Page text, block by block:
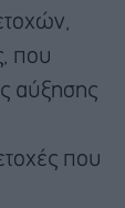
που
αύξησης
που